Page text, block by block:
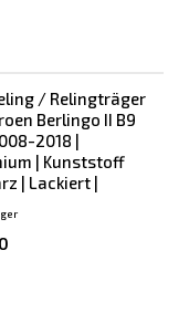
/ Relingträger
Berlingo II B9
2018 |
| Kunststoff
| Lackiert |